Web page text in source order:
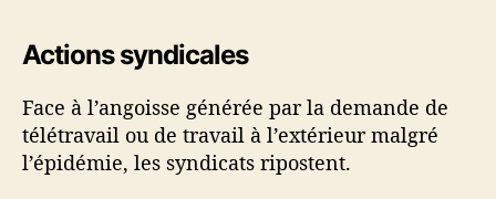
Actions syndicales
Face à l’angoisse générée par la demande de
télétravail ou de travail à l’extérieur malgré
l’épidémie, les syndicats ripostent.